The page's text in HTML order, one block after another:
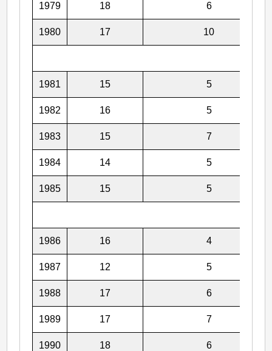
1979 18 6
1980 17 10
1981 15 5
1982 16 5
1983 15 7
1984 14 5
1985 15 5
1986 16 4
1987 12 5
1988 17 6
1989 17 7
1990 18 6